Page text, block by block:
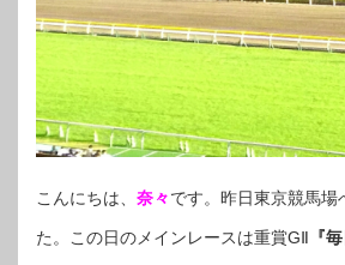
こんにちは、 奈々です。昨日東京競馬場
た。この日のメインレースは重賞GⅡ 『